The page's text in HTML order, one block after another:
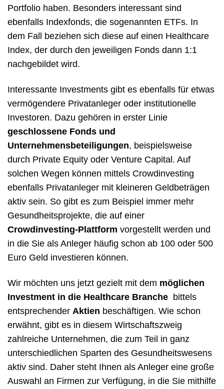
Portfolio haben. Besonders interessant sind
ebenfalls Indexfonds, die sogenannten ETFs. In
dem Fall beziehen sich diese auf einen Healthcare
Index, der durch den jeweiligen Fonds dann 1:1
nachgebildet wird.
Interessante Investments gibt es ebenfalls für etwas
vermögendere Privatanleger oder institutionelle
Investoren. Dazu gehören in erster Linie
geschlossene Fonds und
Unternehmensbeteiligungen, beispielsweise
durch Private Equity oder Venture Capital. Auf
solchen Wegen können mittels Crowdinvesting
ebenfalls Privatanleger mit kleineren Geldbeträgen
aktiv sein. So gibt es zum Beispiel immer mehr
Gesundheitsprojekte, die auf einer
Crowdinvesting-Plattform vorgestellt werden und
in die Sie als Anleger häufig schon ab 100 oder 500
Euro Geld investieren können.
Wir möchten uns jetzt gezielt mit dem möglichen
Investment in die Healthcare Branche bittels
entsprechender Aktien beschäftigen. Wie schon
erwähnt, gibt es in diesem Wirtschaftszweig
zahlreiche Unternehmen, die zum Teil in ganz
unterschiedlichen Sparten des Gesundheitswesens
aktiv sind. Daher steht Ihnen als Anleger eine große
Auswahl an Firmen zur Verfügung, in die Sie mithilfe